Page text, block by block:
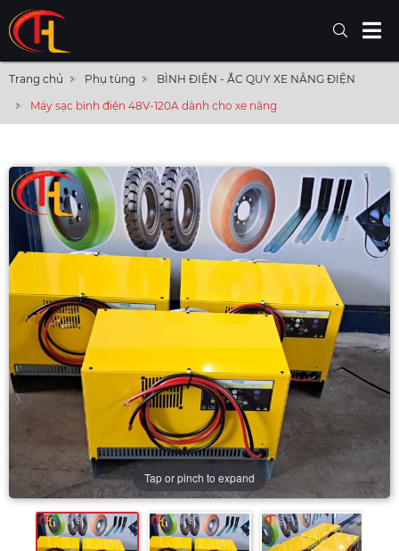
Trang chủ Phụ tùng
BÌNH ĐIỆN - ẮC QUY XE NÂNG ĐIỆN
Máy sạc bình điện 48V-120A dành cho xe nâng
Tap or pinch to expand